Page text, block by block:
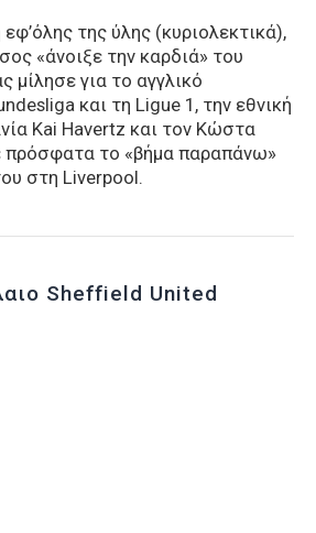
της ύλης (κυριολεκτικά),
«άνοιξε την καρδιά» του
μίλησε για το αγγλικό
και τη Ligue 1, την εθνική
Kai Havertz και τον Κώστα
πρόσφατα το «βήμα παραπάνω»
στη Liverpool.
Sheffield United